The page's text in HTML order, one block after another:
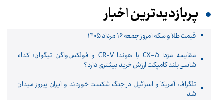
پربازدیدترین اخبار
قیمت طلا و سکه امروز جمعه ۱۶ مرداد ۱۴۰۵
مقایسه مزدا CX-5 با هوندا CR-V و فولکس‌واگن تیگوان؛ کدام
شاسی‌بلند کامپکت ارزش خرید بیشتری دارد؟
تلگراف: آمریکا و اسرائیل در جنگ شکست خوردند و ایران پیروز میدان
شد